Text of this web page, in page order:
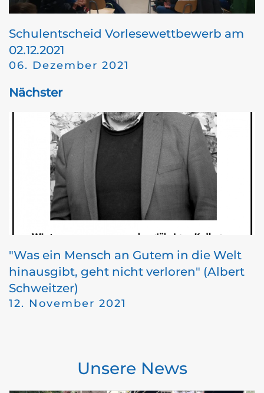
Schulentscheid Vorlesewettbewerb am
02.12.2021
06. Dezember 2021
Nächster
"Was ein Mensch an Gutem in die Welt
hinausgibt, geht nicht verloren" (Albert
Schweitzer)
12. November 2021
Unsere News